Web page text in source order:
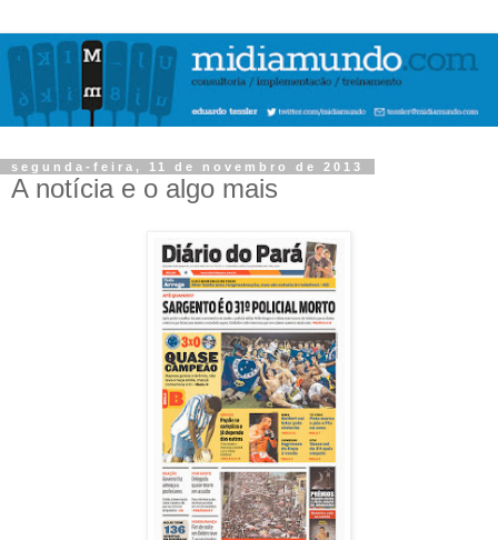
segunda-feira, 11 de novembro de 2013
A notícia e o algo mais